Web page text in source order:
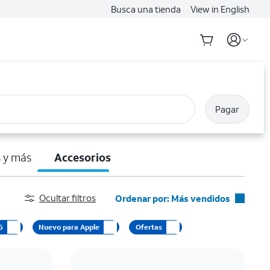
Busca una tienda View in English
Pagar
más Accesorios
Ocultar filtros
Ordenar por: Más vendidos
Nuevo para Apple Ofertas